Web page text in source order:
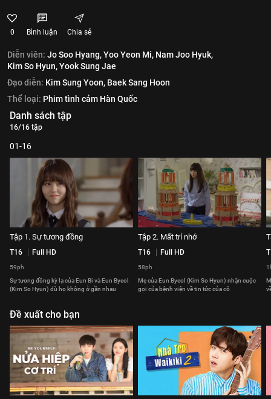
0 Bình luận Chia sẻ
Diễn viên: Jo Soo Hyang,Yoo Yeon Mi, Nam Joo Hyuk,
Kim So Hyun,Yook Sung Jae
Đạo diễn: Kim Sung Yoon, Baek Sang Hoon
Thể loại: Phim tình cảm Hàn Quốc
Danh sách tập
16/16 tập
01-16
Tập 1. Sự tương đồng
T16 Full HD
59ph
Sự tương đồng kỳ lạ của Eun Bi và Eun Byeol
(Kim So Hyun) dù họ không ở gần nhau
Tập 2. Mất trí nhớ
T16 Full HD
58ph
Mẹ của Eun Byeol (Kim So Hyun) nhận cuộc
gọi của bệnh viện về tin tức của cô
Đề xuất cho bạn